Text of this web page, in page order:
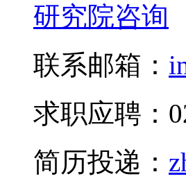
研究院咨询
联系邮箱：
求职应聘：
简历投递：